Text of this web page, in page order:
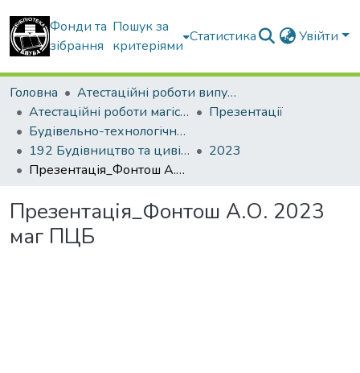
Фонди та
зібрання
Пошук за
критеріями
Статистика Увійти
Головна
Атестаційні роботи випускників
Атестаційні роботи магістрів
Презентації
Будівельно-технологічний факультет
192 Будівництво та цивільна інженерія. Технології будівельних конструкцій, виробів і матеріалів
2023
Презентація_Фонтош А.О. 2023 маг ПЦБ
Презентація_Фонтош А.О. 2023
маг ПЦБ